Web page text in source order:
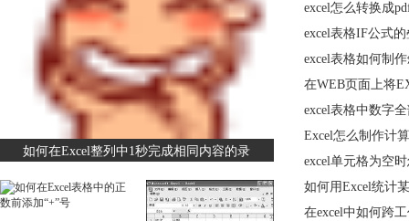
如何在Excel整列中1秒完成相同内容的录
excel怎么转换成
excel表格IF公式
excel表格如何制
在WEB页面上将
excel表格中数字
Excel怎么制作计
excel单元格为空
如何用Excel统计
在excel中如何跨